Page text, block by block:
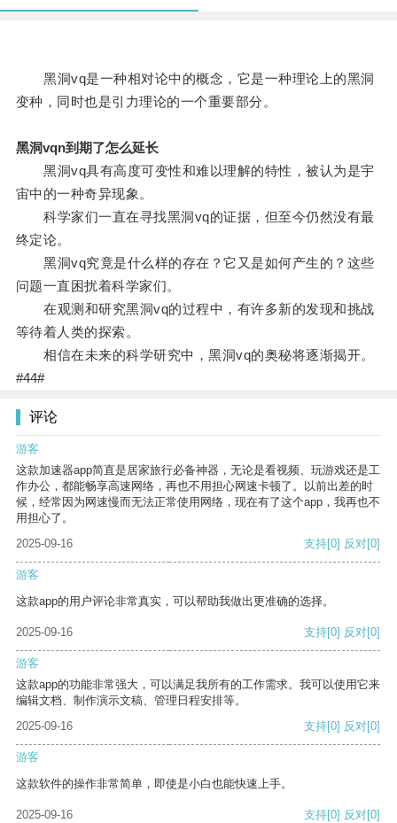
黑洞vq是一种相对论中的概念，它是一种理论上的黑洞
变种，同时也是引力理论的一个重要部分。
黑洞vqn到期了怎么延长
黑洞vq具有高度可变性和难以理解的特性，被认为是宇
宙中的一种奇异现象。
科学家们一直在寻找黑洞vq的证据，但至今仍然没有最
终定论。
黑洞vq究竟是什么样的存在？它又是如何产生的？这些
问题一直困扰着科学家们。
在观测和研究黑洞vq的过程中，有许多新的发现和挑战
等待着人类的探索。
相信在未来的科学研究中，黑洞vq的奥秘将逐渐揭开。
#44#
评论
游客
这款加速器app简直是居家旅行必备神器，无论是看视频、玩游戏还是工
作办公，都能畅享高速网络，再也不用担心网速卡顿了。以前出差的时
候，经常因为网速慢而无法正常使用网络，现在有了这个app，我再也不
用担心了。
2025-09-16
支持[0] 反对[0]
游客
这款app的用户评论非常真实，可以帮助我做出更准确的选择。
2025-09-16 支持[0] 反对[0]
游客
这款app的功能非常强大，可以满足我所有的工作需求。我可以使用它来
编辑文档、制作演示文稿、管理日程安排等。
2025-09-16
支持[0] 反对[0]
游客
这款软件的操作非常简单，即使是小白也能快速上手。
2025-09-16 支持[0] 反对[0]